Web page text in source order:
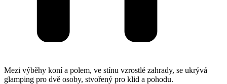
Mezi výběhy koní a polem, ve stínu vzrostlé zahrady, se ukrývá
glamping pro dvě osoby, stvořený pro klid a pohodu.